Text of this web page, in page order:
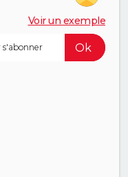
Voir un exemple